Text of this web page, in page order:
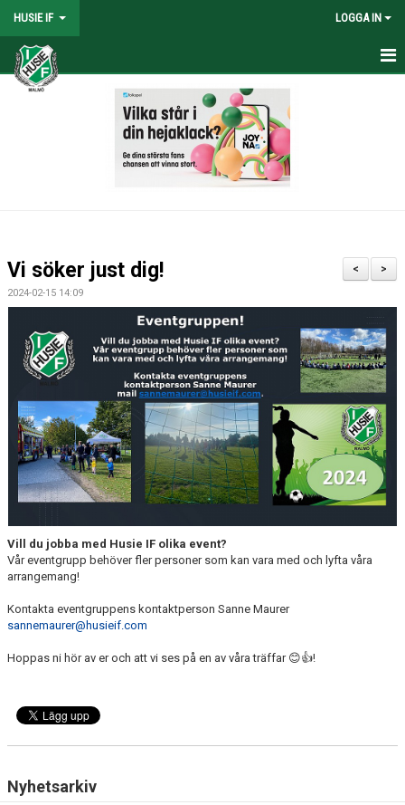
HUSIE IF LOGGA IN
HEM
DOKUMENT
MEDLEMSRABATTER
MEDLEMSAVGIFTER
DOMARE
NYHETER
>
<
Vi söker just dig!
2024-02-15 14:09
Vill du jobba med Husie IF olika event?
Vår eventgrupp behöver fler personer som kan vara med och lyfta våra
arrangemang!
Kontakta eventgruppens kontaktperson Sanne Maurer
sannemaurer@husieif.com
Hoppas ni hör av er och att vi ses på en av våra träffar 😊👍!
Nyhetsarkiv